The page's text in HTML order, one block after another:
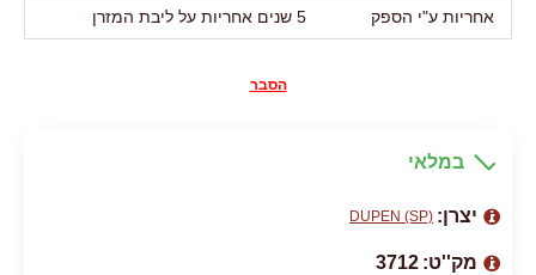
אחריות ע"י הספק 5 שנים אחריות על ליבת המזרן
הסבר
במלאי
יצרן: DUPEN (SP)
מק''ט: 3712